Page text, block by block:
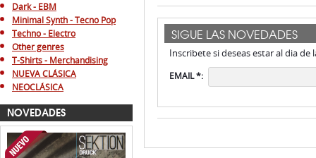
Dark - EBM
Minimal Synth - Tecno Pop
Techno - Electro
Other genres
T-Shirts - Merchandising
NUEVA CLÁSICA
NEOCLÁSICA
NOVEDADES
SIGUE LAS NOVEDADES
Inscribete si deseas estar al dia
EMAIL *: